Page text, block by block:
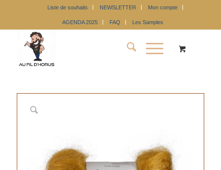
Liste de souhaits NEWSLETTER Mon compte
AGENDA 2025 FAQ Les Samples